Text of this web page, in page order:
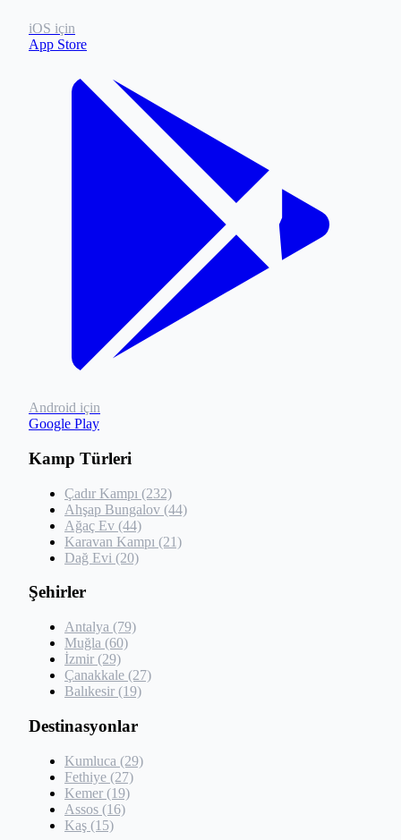
iOS için
App Store
Android için
Google Play
Kamp Türleri
Çadır Kampı (232)
Ahşap Bungalov (44)
Ağaç Ev (44)
Karavan Kampı (21)
Dağ Evi (20)
Şehirler
Antalya (79)
Muğla (60)
İzmir (29)
Çanakkale (27)
Balıkesir (19)
Destinasyonlar
Kumluca (29)
Fethiye (27)
Kemer (19)
Assos (16)
Kaş (15)